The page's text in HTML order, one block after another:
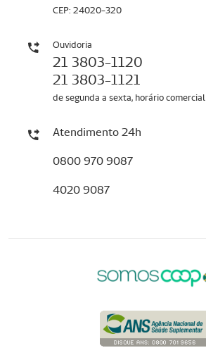
CEP: 24020-320
Ouvidoria
21 3803-1120
21 3803-1121
de segunda a sexta, horário comercial
Atendimento 24h
0800 970 9087
4020 9087